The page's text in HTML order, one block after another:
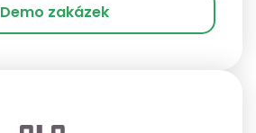
Demo zakázek